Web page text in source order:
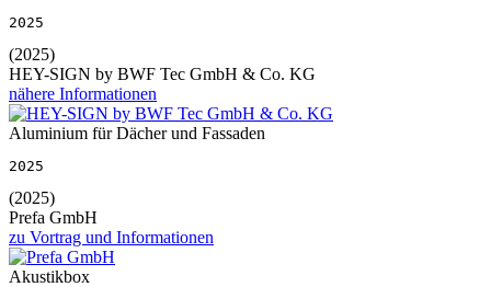
2025
(2025)
HEY-SIGN by BWF Tec GmbH & Co. KG
nähere Informationen
Aluminium für Dächer und Fassaden
2025
(2025)
Prefa GmbH
zu Vortrag und Informationen
Akustikbox